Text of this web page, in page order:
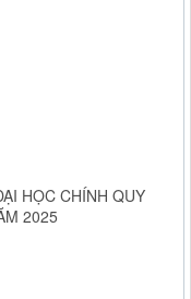
HỌC CHÍNH QUY
2025